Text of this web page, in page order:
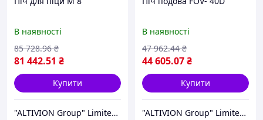
В наявності
81 442.51 ₴
85 728.96 ₴
Купити
"ALTIVION Group" Limited Liability Company
В наявності
44 605.07₴
47 962.44 ₴
Купити
"ALTIVION Group" Limited Liability Company